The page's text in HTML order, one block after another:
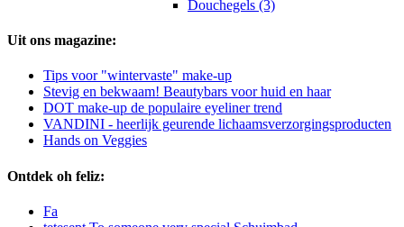
Douchegels (3)
Uit ons magazine:
Tips voor "wintervaste" make-up
Stevig en bekwaam! Beautybars voor huid en haar
DOT make-up de populaire eyeliner trend
VANDINI - heerlijk geurende lichaamsverzorgingsproducten
Hands on Veggies
Ontdek oh feliz:
Fa